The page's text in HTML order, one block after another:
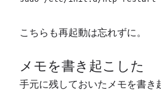
こちらも再起動は忘れずに。
メモを書き起こした
手元に残しておいたメモを書き